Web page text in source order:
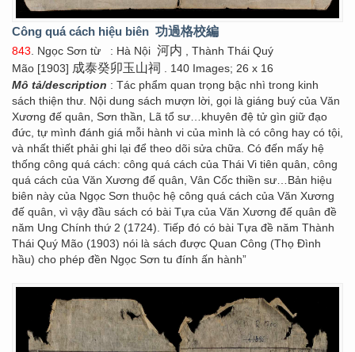
Công quá cách hiệu biên 功過格校編
843 . Ngọc Sơn từ : Hà Nội 河内 , Thành Thái Quý
Mão [1903] 成泰癸卯玉山祠
. 140 Images; 26 x 16
Mô tả/description : Tác phẩm quan trọng bậc nhì trong kinh
sách thiện thư. Nội dung sách mượn lời, gọi là giáng buý của Văn
Xương đế quân, Sơn thần, Lã tổ sư…khuyên đệ tử gìn giữ đạo
đức, tự mình đánh giá mỗi hành vi của mình là có công hay có tội,
và nhất thiết phải ghi lại để theo dõi sửa chữa. Có đến mấy hệ
thống công quá cách: công quá cách của Thái Vi tiên quân, công
quá cách của Văn Xương đế quân, Vân Cốc thiền sư…Bản hiệu
biên này của Ngọc Sơn thuộc hệ công quá cách của Văn Xương
đế quân, vì vậy đầu sách có bài Tựa của Văn Xương đế quân đề
năm Ung Chính thứ 2 (1724). Tiếp đó có bài Tựa đề năm Thành
Thái Quý Mão (1903) nói là sách được Quan Công (Thọ Đình
hầu) cho phép đền Ngọc Sơn tu đính ấn hành”